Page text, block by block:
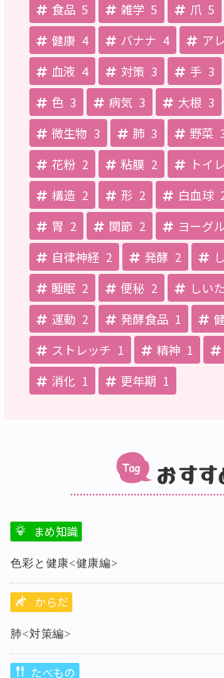
食品 5 雑学 5 爪 5
健康 4 バナナ 4 ア
血液 4 対策 3 手 3
色 3 病気 3 大根 3
微生物 3 肺 3 野菜
花粉 2 粘膜 2 トイレ
構造 2 形 2 白血球
胃 2 関節 2 ヨーグ
自律神経 2 発酵 2
睡眠 2 便秘 2 しい
運動 2 発酵食品 1
ストレッチ 1 精神 1
消化 1 更年期 1
おすす
まめ知識
色彩と健康<健康編>
からだ
肺<対策編>
たべもの